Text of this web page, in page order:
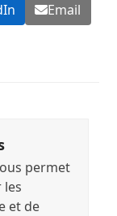
Email
permet
les
et de